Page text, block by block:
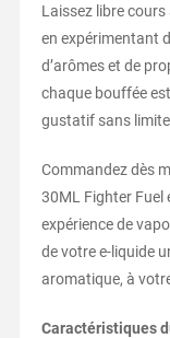
Laissez libre
en expérimentant
d’arômes et de
chaque bouffée
gustatif sans
Commandez dès
30ML Fighter Fuel
expérience de
de votre e-liquide
aromatique, à
Caractéristiques